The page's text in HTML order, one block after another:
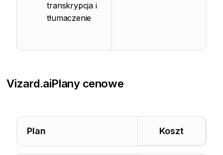
transkrypcja i
tłumaczenie
Vizard.aiPlany cenowe
Plan Koszt